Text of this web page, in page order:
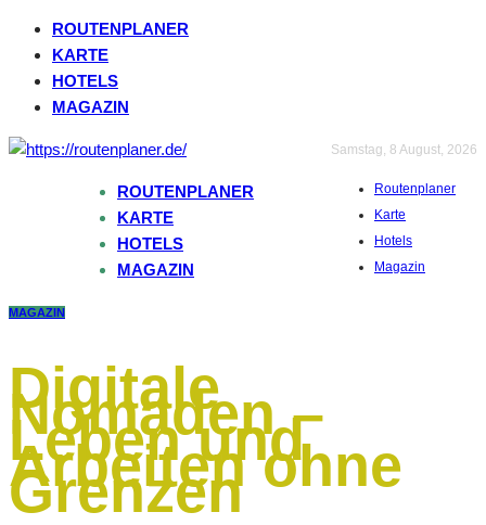
ROUTENPLANER
KARTE
HOTELS
MAGAZIN
Samstag, 8 August, 2026
Routenplaner
Karte
Hotels
Magazin
ROUTENPLANER
KARTE
HOTELS
MAGAZIN
MAGAZIN
Digitale
Nomaden –
Leben und
Arbeiten ohne
Grenzen